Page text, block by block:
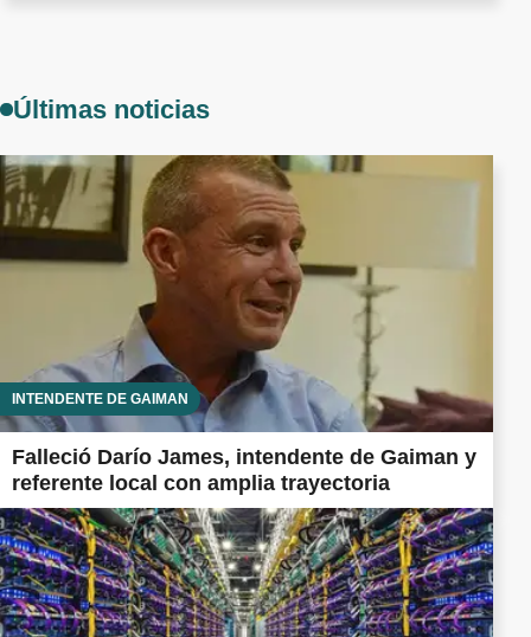
Últimas noticias
INTENDENTE DE GAIMAN
Falleció Darío James, intendente de Gaiman y
referente local con amplia trayectoria